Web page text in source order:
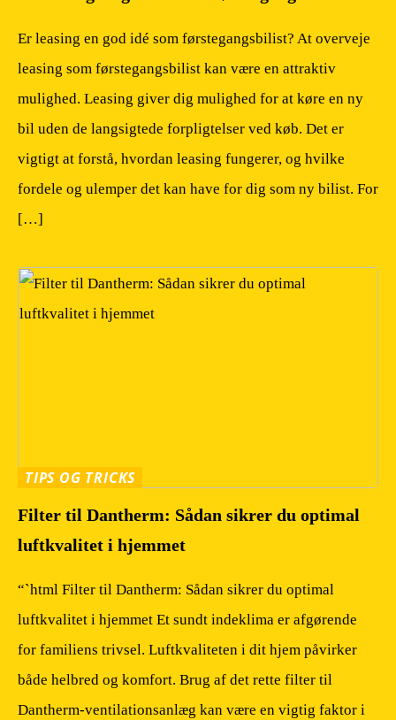
Er leasing en god idé som førstegangsbilist? At overveje
leasing som førstegangsbilist kan være en attraktiv
mulighed. Leasing giver dig mulighed for at køre en ny
bil uden de langsigtede forpligtelser ved køb. Det er
vigtigt at forstå, hvordan leasing fungerer, og hvilke
fordele og ulemper det kan have for dig som ny bilist. For
[…]
TIPS OG TRICKS
Filter til Dantherm: Sådan sikrer du optimal
luftkvalitet i hjemmet
“`html Filter til Dantherm: Sådan sikrer du optimal
luftkvalitet i hjemmet Et sundt indeklima er afgørende
for familiens trivsel. Luftkvaliteten i dit hjem påvirker
både helbred og komfort. Brug af det rette filter til
Dantherm-ventilationsanlæg kan være en vigtig faktor i